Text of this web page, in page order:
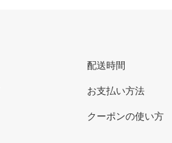
配送時間
お支払い方法
クーポンの使い方